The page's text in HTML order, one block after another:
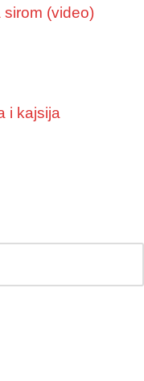
(video)
i kajsija